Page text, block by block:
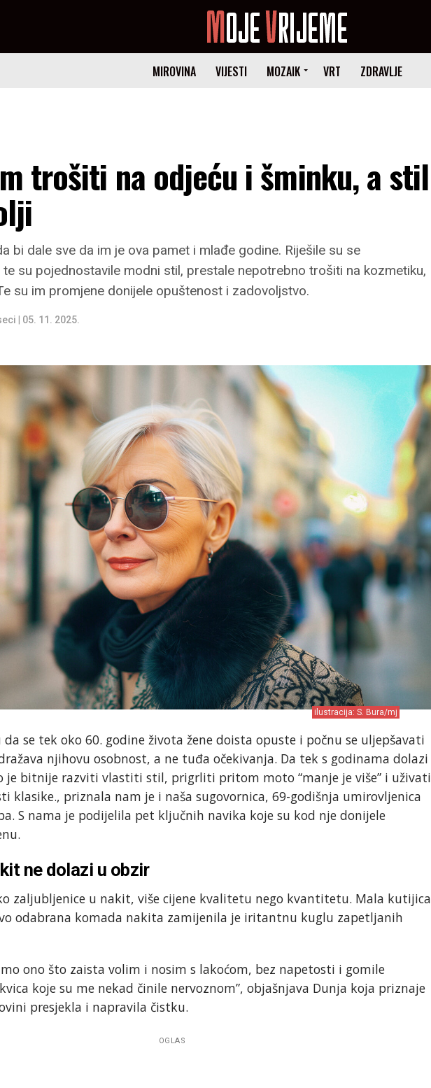
MIROVINA VIJESTI MOZAIK VRT ZDRAVLJE
trošiti na odjeću i šminku, a stil
bi dale sve da im je ova pamet i mlađe godine. Riješile su se
su pojednostavile modni stil, prestale nepotrebno trošiti na kozmetiku,
su im promjene donijele opuštenost i zadovoljstvo.
05. 11. 2025.
ilustracija: S. Bura/mj
se tek oko 60. godine života žene doista opuste i počnu se uljepšavati
njihovu osobnost, a ne tuđa očekivanja. Da tek s godinama dolazi
je bitnije razviti vlastiti stil, prigrliti pritom moto “manje je više” i uživati
klasike., priznala nam je i naša sugovornica, 69-godišnja umirovljenica
S nama je podijelila pet ključnih navika koje su kod nje donijele
ne dolazi u obzir
zaljubljenice u nakit, više cijene kvalitetu nego kvantitetu. Mala kutijica
odabrana komada nakita zamijenila je iritantnu kuglu zapetljanih
ono što zaista volim i nosim s lakoćom, bez napetosti i gomile
koje su me nekad činile nervoznom”, objašnjava Dunja koja priznaje
presjekla i napravila čistku.
OGLAS